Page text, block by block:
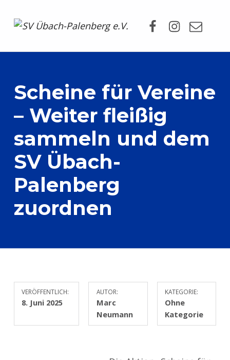
Scheine für Vereine
– Weiter fleißig
sammeln und dem
SV Übach-
Palenberg
zuordnen
VERÖFFENTLICH:
8. Juni 2025
AUTOR:
Marc
Neumann
KATEGORIE:
Ohne
Kategorie